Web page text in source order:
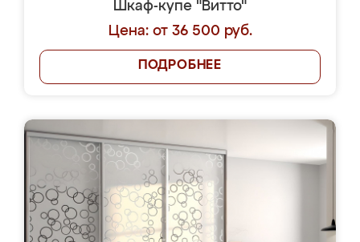
Шкаф-купе "Витто"
Цена: от 36 500 руб.
ПОДРОБНЕЕ